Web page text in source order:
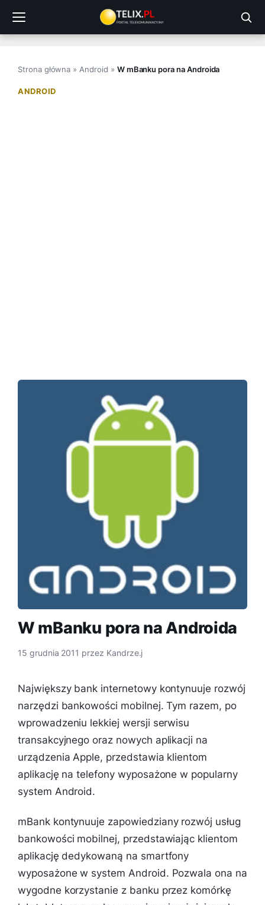
treści
Strona główna » Android » W mBanku pora na Androida
ANDROID
W mBanku pora na Androida
15 grudnia 2011 przez Kandrze.j
Największy bank internetowy kontynuuje rozwój
narzędzi bankowości mobilnej. Tym razem, po
wprowadzeniu lekkiej wersji serwisu
transakcyjnego oraz nowych aplikacji na
urządzenia Apple, przedstawia klientom
aplikację na telefony wyposażone w popularny
system Android.
mBank kontynuuje zapowiedziany rozwój usług
bankowości mobilnej, przedstawiając klientom
aplikację dedykowaną na smartfony
wyposażone w system Android. Pozwala ona na
wygodne korzystanie z banku przez komórkę